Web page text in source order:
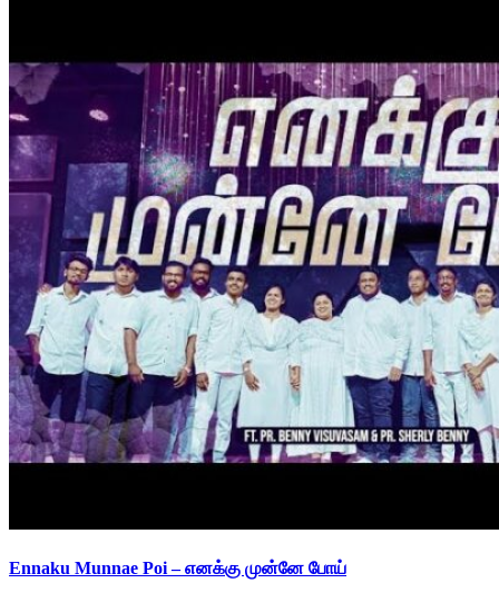
Ennaku Munnae Poi – எனக்கு முன்னே போய்